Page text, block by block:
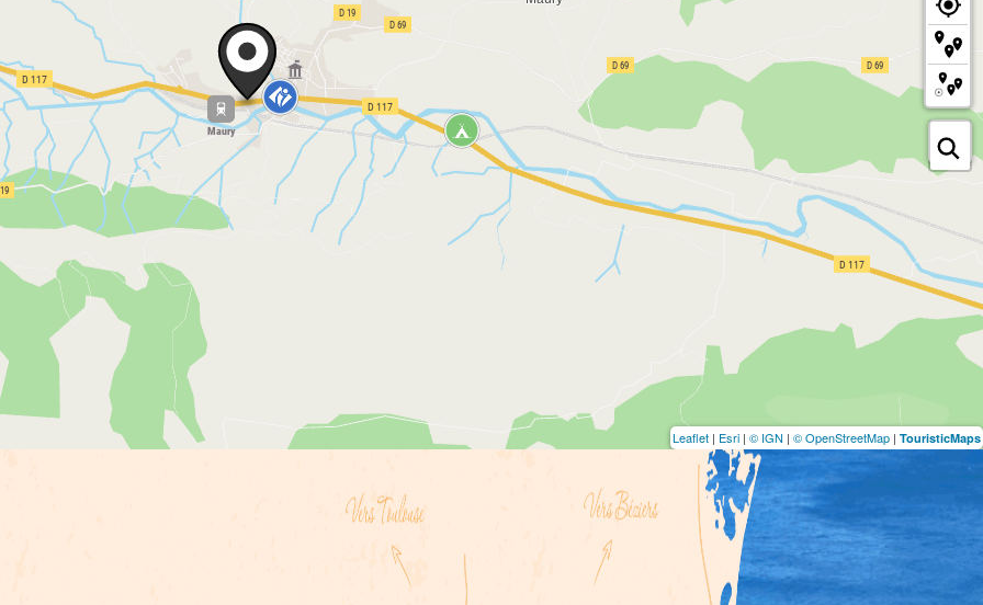
Leaflet | Esri | © IGN | © OpenStreetMap | TouristicMaps